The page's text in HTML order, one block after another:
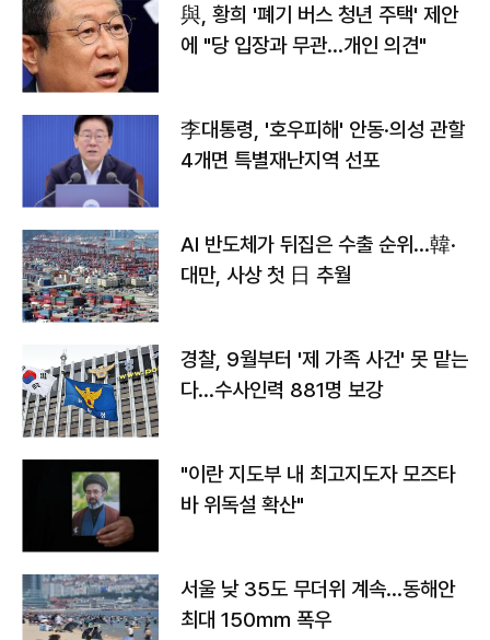
與, 황희 '폐기 버스 청년 주택' 제안
에 "당 입장과 무관…개인 의견"
李대통령, '호우피해' 안동·의성 관할
4개면 특별재난지역 선포
AI 반도체가 뒤집은 수출 순위…韓·
대만, 사상 첫 日 추월
경찰, 9월부터 '제 가족 사건' 못 맡는
다…수사인력 881명 보강
"이란 지도부 내 최고지도자 모즈타
바 위독설 확산"
서울 낮 35도 무더위 계속…동해안
최대 150㎜ 폭우